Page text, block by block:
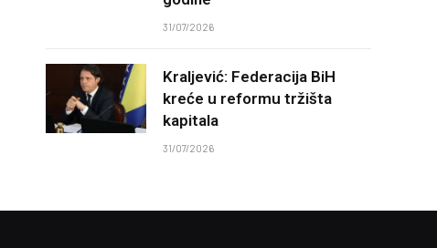
31/07/2026
Kraljević: Federacija BiH
kreće u reformu tržišta
kapitala
31/07/2026